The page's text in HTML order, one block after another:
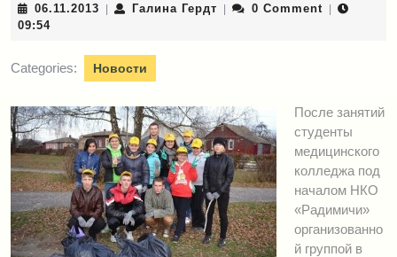
06.11.2013 06.11.2013Галина Гердт Галина0 Comment
09:54
Categories: Новости
После занятий
студенты
медицинского
колледжа под
началом НКО
«Радимичи»
организованно
й группой в